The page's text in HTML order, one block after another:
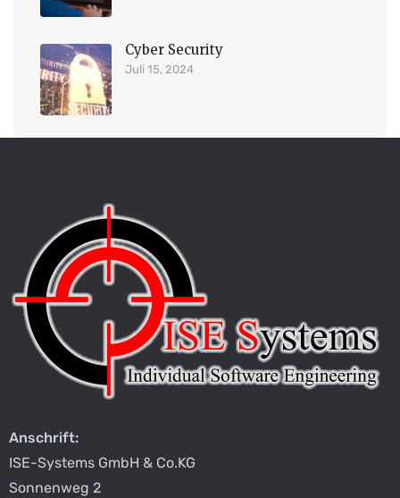
Cyber Security
Juli 15, 2024
Anschrift:
ISE-Systems GmbH & Co.KG
Sonnenweg 2